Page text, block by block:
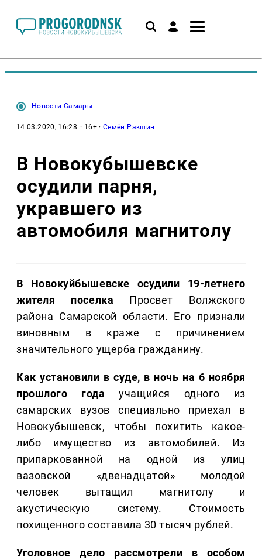
Новости Самары
14.03.2020, 16:28 · 16+ ·Семён Ракшин
В Новокубышевске
осудили парня,
укравшего из
автомобиля магнитолу
В Новокуйбышевске осудили 19-летнего
жителя поселка Просвет Волжского
района Самарской области. Его признали
виновным в краже с причинением
значительного ущерба гражданину.
Как установили в суде, в ночь на 6 ноября
прошлого года учащийся одного из
самарских вузов специально приехал в
Новокубышевск, чтобы похитить какое-
либо имущество из автомобилей. Из
припаркованной на одной из улиц
вазовской «двенадцатой» молодой
человек вытащил магнитолу и
акустическую систему. Стоимость
похищенного составила 30 тысяч рублей.
Уголовное дело рассмотрели в особом